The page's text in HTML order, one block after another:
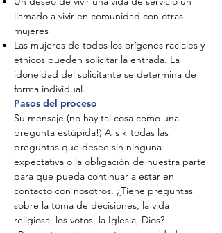
llamado a vivir en comunidad con otras
mujeres
Las mujeres de todos los orígenes raciales y
étnicos pueden solicitar la entrada. La
idoneidad del solicitante se determina de
forma individual.
Pasos del proceso
Su mensaje (no hay tal cosa como una
pregunta estúpida!) A s k todas las
preguntas que desee sin ninguna
expectativa o la obligación de nuestra parte
para que pueda continuar a estar en
contacto con nosotros. ¿Tiene preguntas
sobre la toma de decisiones, la vida
religiosa, los votos, la Iglesia, Dios?